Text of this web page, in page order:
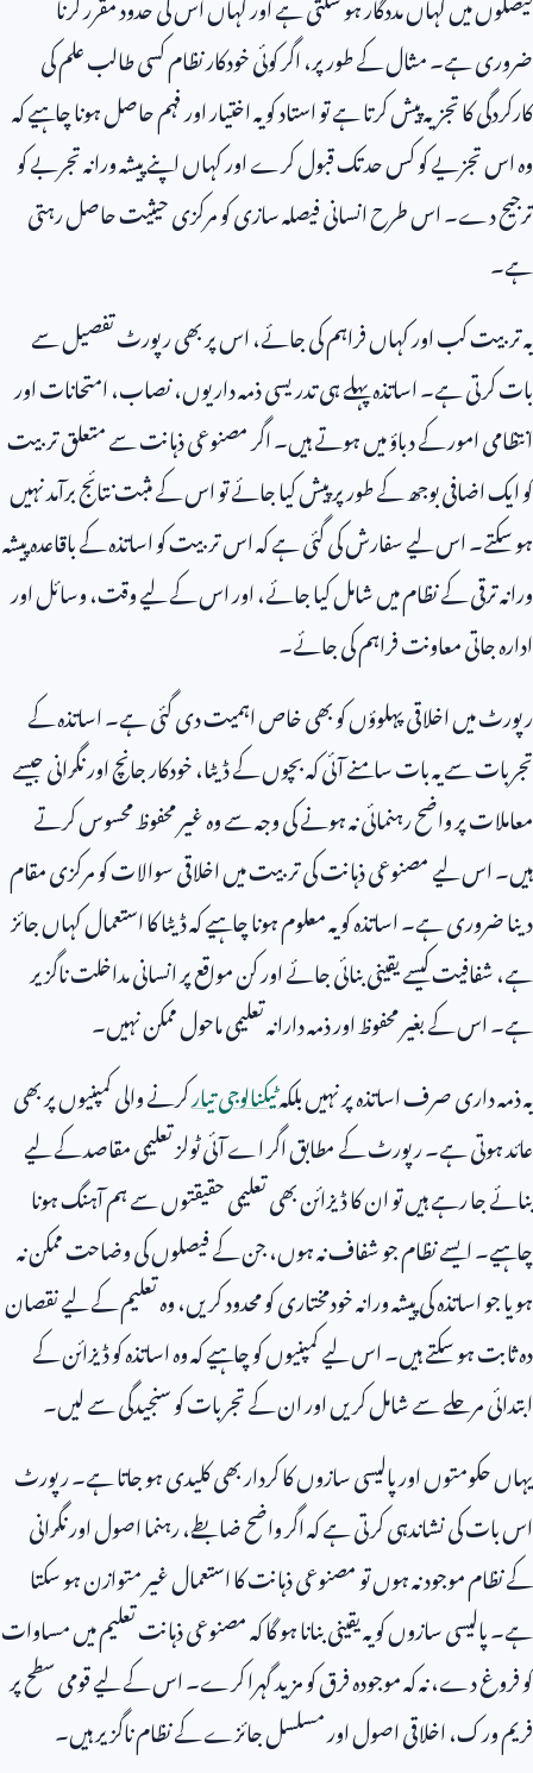
ضروری ہے۔ مثال کے طور پر، اگر کوئی خودکار نظام کسی طالب علم کی
کارکردگی کا تجزیہ پیش کرتا ہے تو استاد کو یہ اختیار اور فہم حاصل ہونا چاہیے کہ
وہ اس تجزیے کو کس حد تک قبول کرے اور کہاں اپنے پیشہ ورانہ تجربے کو
ترجیح دے۔ اس طرح انسانی فیصلہ سازی کو مرکزی حیثیت حاصل رہتی
ہے۔
یہ تربیت کب اور کہاں فراہم کی جائے، اس پر بھی رپورٹ تفصیل سے
بات کرتی ہے۔ اساتذہ پہلے ہی تدریسی ذمہ داریوں، نصاب، امتحانات اور
انتظامی امور کے دباؤ میں ہوتے ہیں۔ اگر مصنوعی ذہانت سے متعلق تربیت
کو ایک اضافی بوجھ کے طور پر پیش کیا جائے تو اس کے مثبت نتائج برآمد نہیں
ہو سکتے۔ اس لیے سفارش کی گئی ہے کہ اس تربیت کو اساتذہ کے باقاعدہ پیشہ
ورانہ ترقی کے نظام میں شامل کیا جائے، اور اس کے لیے وقت، وسائل اور
ادارہ جاتی معاونت فراہم کی جائے۔
رپورٹ میں اخلاقی پہلوؤں کو بھی خاص اہمیت دی گئی ہے۔ اساتذہ کے
تجربات سے یہ بات سامنے آئی کہ بچوں کے ڈیٹا، خودکار جانچ اور نگرانی جیسے
معاملات پر واضح رہنمائی نہ ہونے کی وجہ سے وہ غیر محفوظ محسوس کرتے
ہیں۔ اس لیے مصنوعی ذہانت کی تربیت میں اخلاقی سوالات کو مرکزی مقام
دینا ضروری ہے۔ اساتذہ کو یہ معلوم ہونا چاہیے کہ ڈیٹا کا استعمال کہاں جائز
ہے، شفافیت کیسے یقینی بنائی جائے اور کن مواقع پر انسانی مداخلت ناگزیر
ہے۔ اس کے بغیر محفوظ اور ذمہ دارانہ تعلیمی ماحول ممکن نہیں۔
یہ ذمہ داری صرف اساتذہ پر نہیں بلکہٹیکنالوجی تیارکرنے والی کمپنیوں پر بھی
عائد ہوتی ہے۔ رپورٹ کے مطابق اگر اے آئی ٹولز تعلیمی مقاصد کے لیے
بنائے جا رہے ہیں تو ان کا ڈیزائن بھی تعلیمی حقیقتوں سے ہم آہنگ ہونا
چاہیے۔ ایسے نظام جو شفاف نہ ہوں، جن کے فیصلوں کی وضاحت ممکن نہ
ہو یا جو اساتذہ کی پیشہ ورانہ خودمختاری کو محدود کریں، وہ تعلیم کے لیے نقصان
دہ ثابت ہو سکتے ہیں۔ اس لیے کمپنیوں کو چاہیے کہ وہ اساتذہ کو ڈیزائن کے
ابتدائی مرحلے سے شامل کریں اور ان کے تجربات کو سنجیدگی سے لیں۔
یہاں حکومتوں اور پالیسی سازوں کا کردار بھی کلیدی ہو جاتا ہے۔ رپورٹ
اس بات کی نشاندہی کرتی ہے کہ اگر واضح ضابطے، رہنما اصول اور نگرانی
کے نظام موجود نہ ہوں تو مصنوعی ذہانت کا استعمال غیر متوازن ہو سکتا
ہے۔ پالیسی سازوں کو یہ یقینی بنانا ہو گا کہ مصنوعی ذہانت تعلیم میں مساوات
کو فروغ دے، نہ کہ موجودہ فرق کو مزید گہرا کرے۔ اس کے لیے قومی سطح پر
فریم ورک، اخلاقی اصول اور مسلسل جائزے کے نظام ناگزیر ہیں۔